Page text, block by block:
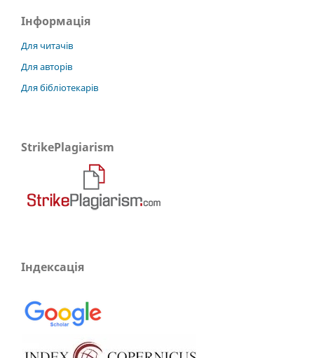
Інформація
Для читачів
Для авторів
Для бібліотекарів
StrikePlagiarism
Індексація